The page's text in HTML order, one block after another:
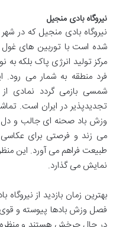
نیروگاه بادی منجیل
نیروگاه بادی منجیل که در
شده است با توربین های
مرکز تولید انرژی پاک بلکه به
فرد منطقه به شمار می رود.
شمسی بازمی گردد نمادی
تجدیدپذیر در ایران است.
وزش باد صحنه ای جالب و دل
می زند و فرصتی برای
طبیعت فراهم می آورد. این
نمایش می گذارد.
بهترین زمان بازدید از
فصل وزش بادها پیوسته و قوی